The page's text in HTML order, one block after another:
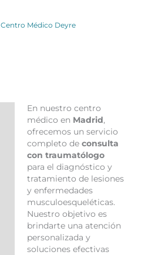
Centro Médico Deyre
En nuestro centro
médico en Madrid,
ofrecemos un servicio
completo de consulta
con traumatólogo
para el diagnóstico y
tratamiento de lesiones
y enfermedades
musculoesqueléticas.
Nuestro objetivo es
brindarte una atención
personalizada y
soluciones efectivas